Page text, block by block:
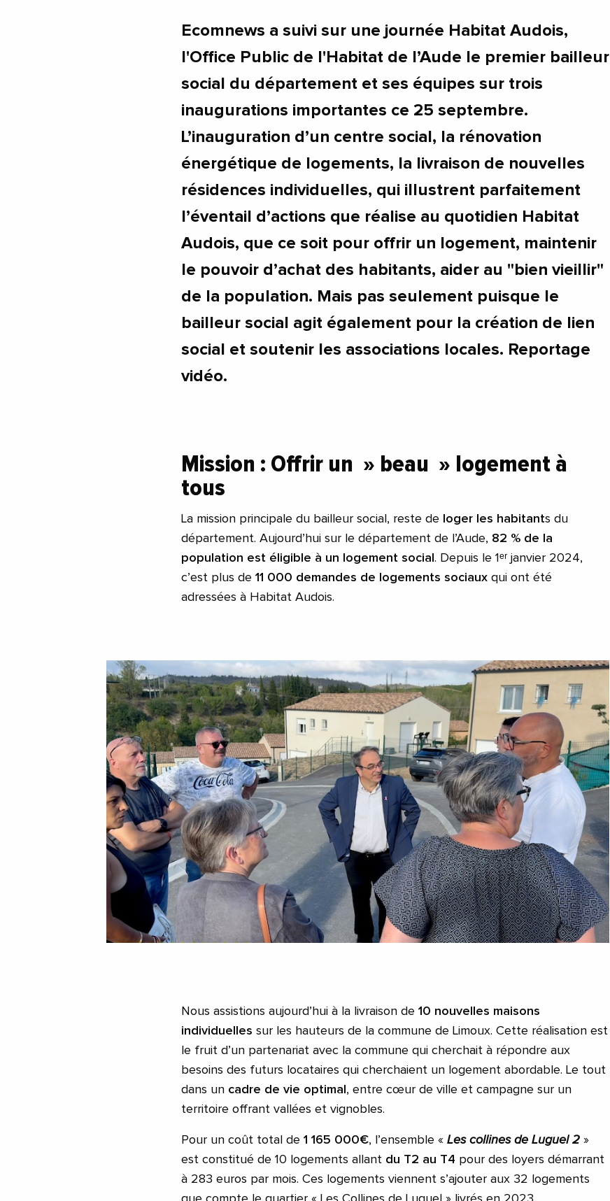
Ecomnews a suivi sur une journée Habitat Audois,
l'Office Public de l'Habitat de l’Aude le premier bailleur
social du département et ses équipes sur trois
inaugurations importantes ce 25 septembre.
L’inauguration d’un centre social, la rénovation
énergétique de logements, la livraison de nouvelles
résidences individuelles, qui illustrent parfaitement
l’éventail d’actions que réalise au quotidien Habitat
Audois, que ce soit pour offrir un logement, maintenir
le pouvoir d’achat des habitants, aider au "bien vieillir"
de la population. Mais pas seulement puisque le
bailleur social agit également pour la création de lien
social et soutenir les associations locales. Reportage
vidéo.
Mission : Offrir un » beau » logement à
tous
La mission principale du bailleur social, reste de loger les habitants du
département. Aujourd’hui sur le département de l’Aude, 82 % de la
population est éligible à un logement social . Depuis le 1ᵉʳ janvier 2024,
c’est plus de 11 000 demandes de logements sociaux qui ont été
adressées à Habitat Audois.
Nous assistions aujourd’hui à la livraison de 10 nouvelles maisons
individuelles sur les hauteurs de la commune de Limoux. Cette réalisation est
le fruit d’un partenariat avec la commune qui cherchait à répondre aux
besoins des futurs locataires qui cherchaient un logement abordable. Le tout
dans un cadre de vie optimal , entre cœur de ville et campagne sur un
territoire offrant vallées et vignobles.
Pour un coût total de 1 165 000€, l’ensemble « Les collines de Luguel 2 »
est constitué de 10 logements allant du T2 au T4 pour des loyers démarrant
à 283 euros par mois. Ces logements viennent s’ajouter aux 32 logements